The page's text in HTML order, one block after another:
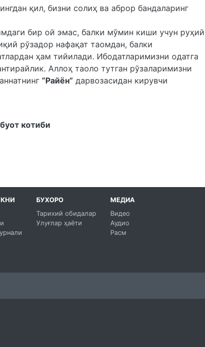
қил, бизни солиҳ ва аброр бандаларинг
бир ой эмас, балки мўмин киши учун руҳий
рўзадор нафақат таомдан, балки
ҳам тийилади. Ибодатларимизни одатга
Аллоҳ таоло тутган рўзаларимизни
“Райён” дарвозасидан кирувчи
котиби
БУХОРО
Тарихий обидалар
Улуғлар ҳаёти
МЕДИА
Видео
Аудио
Расм